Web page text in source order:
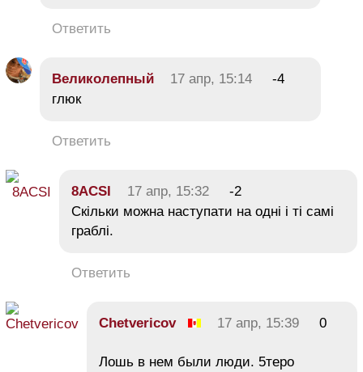
Ответить
Великолепный 17 апр, 15:14
-4
глюк
Ответить
8ACSI 17 апр, 15:32
-2
Скільки можна наступати на одні і ті самі
граблі.
Ответить
Chetvericov 17 апр, 15:39 0
Лошь в нем были люди. 5теро